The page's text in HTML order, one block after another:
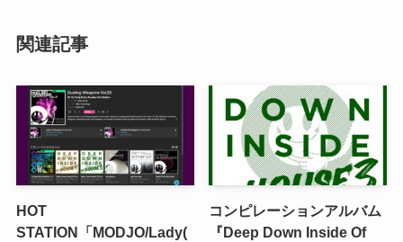
関連記事
HOT
STATION「MODJO/Lady(
コンピレーションアルバム
『Deep Down Inside Of